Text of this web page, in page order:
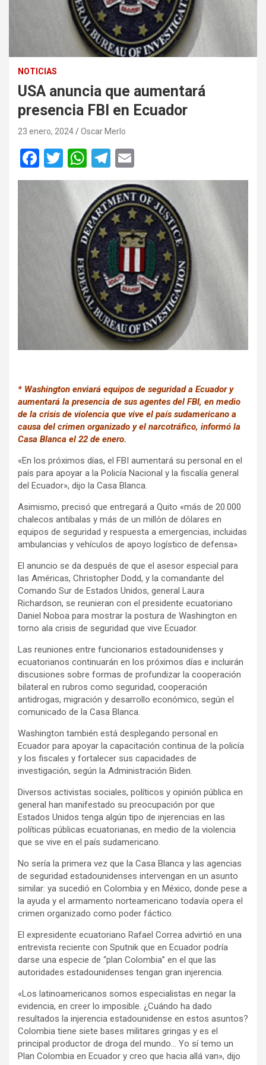
NOTICIAS
USA anuncia que aumentará
presencia FBI en Ecuador
23 enero, 2024 Oscar Merlo
F
a
T
wi
tt
er
W
h
at
s
A
p
p
T
el
e
gr
a
m
m
ail
* Washington enviará equipos de seguridad a Ecuador y
aumentará la presencia de sus agentes del FBI, en medio
de la crisis de violencia que vive el país sudamericano a
causa del crimen organizado y el narcotráfico, informó la
Casa Blanca el 22 de enero.
«En los próximos días, el FBI aumentará su personal en el
país para apoyar a la Policía Nacional y la fiscalía general
del Ecuador», dijo la Casa Blanca.
Asimismo, precisó que entregará a Quito «más de 20.000
chalecos antibalas y más de un millón de dólares en
equipos de seguridad y respuesta a emergencias, incluidas
ambulancias y vehículos de apoyo logístico de defensa».
El anuncio se da después de que el asesor especial para
las Américas, Christopher Dodd, y la comandante del
Comando Sur de Estados Unidos, general Laura
Richardson, se reunieran con el presidente ecuatoriano
Daniel Noboa para mostrar la postura de Washington en
torno ala crisis de seguridad que vive Ecuador.
Las reuniones entre funcionarios estadounidenses y
ecuatorianos continuarán en los próximos días e incluirán
discusiones sobre formas de profundizar la cooperación
bilateral en rubros como seguridad, cooperación
antidrogas, migración y desarrollo económico, según el
comunicado de la Casa Blanca.
Washington también está desplegando personal en
Ecuador para apoyar la capacitación continua de la policía
y los fiscales y fortalecer sus capacidades de
investigación, según la Administración Biden.
Diversos activistas sociales, políticos y opinión pública en
general han manifestado su preocupación por que
Estados Unidos tenga algún tipo de injerencias en las
políticas públicas ecuatorianas, en medio de la violencia
que se vive en el país sudamericano.
No sería la primera vez que la Casa Blanca y las agencias
de seguridad estadounidenses intervengan en un asunto
similar: ya sucedió en Colombia y en México, donde pese a
la ayuda y el armamento norteamericano todavía opera el
crimen organizado como poder fáctico.
El expresidente ecuatoriano Rafael Correa advirtió en una
entrevista reciente con Sputnik que en Ecuador podría
darse una especie de “plan Colombia” en el que las
autoridades estadounidenses tengan gran injerencia.
«Los latinoamericanos somos especialistas en negar la
evidencia, en creer lo imposible. ¿Cuándo ha dado
resultados la injerencia estadounidense en estos asuntos?
Colombia tiene siete bases militares gringas y es el
principal productor de droga del mundo… Yo sí temo un
Plan Colombia en Ecuador y creo que hacia allá van», dijo